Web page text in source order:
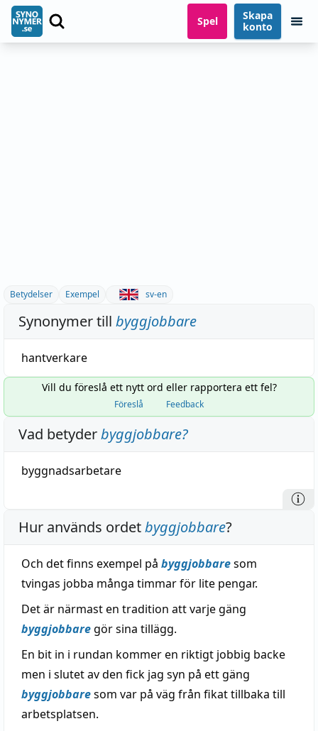
Spel
Skapa
konto
Betydelser Exempel sv-en
Synonymer till byggjobbare
hantverkare
Vill du föreslå ett nytt ord eller rapportera ett fel?
Föreslå Feedback
Vad betyderbyggjobbare?
byggnadsarbetare
Hur används ordetbyggjobbare?
Och det finns exempel på byggjobbaresom
tvingas jobba många timmar för lite pengar.
Det är närmast en tradition att varje gäng
byggjobbaregör sina tillägg.
En bit in i rundan kommer en riktigt jobbig backe
men i slutet av den fick jag syn på ett gäng
byggjobbaresom var på väg från fikat tillbaka till
arbetsplatsen.